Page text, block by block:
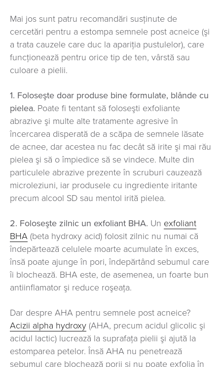
Mai jos sunt patru recomandări susţinute de
cercetări pentru a estompa semnele post acneice (şi
a trata cauzele care duc la apariţia pustulelor), care
funcţionează pentru orice tip de ten, vârstă sau
culoare a pielii.
1. Foloseşte doar produse bine formulate, blânde cu
pielea. Poate fi tentant să foloseşti exfoliante
abrazive şi multe alte tratamente agresive în
încercarea disperată de a scăpa de semnele lăsate
de acnee, dar acestea nu fac decât să irite şi mai rău
pielea şi să o împiedice să se vindece. Multe din
particulele abrazive prezente în scruburi cauzează
microleziuni, iar produsele cu ingrediente iritante
precum alcool SD sau mentol irită pielea.
2. Foloseşte zilnic un exfoliant BHA. Un exfoliant
BHA (beta hydroxy acid) folosit zilnic nu numai că
îndepărtează celulele moarte acumulate în exces,
însă poate ajunge în pori, îndepărtând sebumul care
îi blochează. BHA este, de asemenea, un foarte bun
antiinflamator şi reduce roşeaţa.
Dar despre AHA pentru semnele post acneice?
Acizii alpha hydroxy (AHA, precum acidul glicolic şi
acidul lactic) lucrează la suprafaţa pielii şi ajută la
estomparea petelor. Însă AHA nu penetrează
sebumul care blochează porii și nu poate exfolia în